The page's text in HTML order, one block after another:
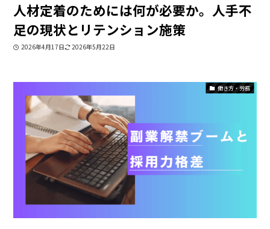
人材定着のためには何が必要か。人手不
足の現状とリテンション施策
2026年4月17日 2026年5月22日
働き方・労務